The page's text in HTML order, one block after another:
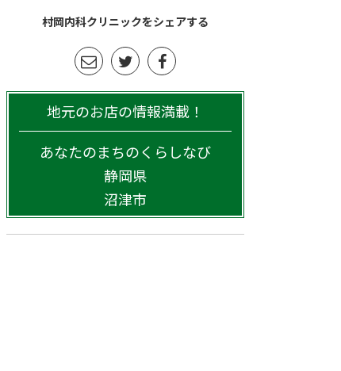
村岡内科クリニックをシェアする
地元のお店の情報満載！
あなたのまちのくらしなび
静岡県
沼津市